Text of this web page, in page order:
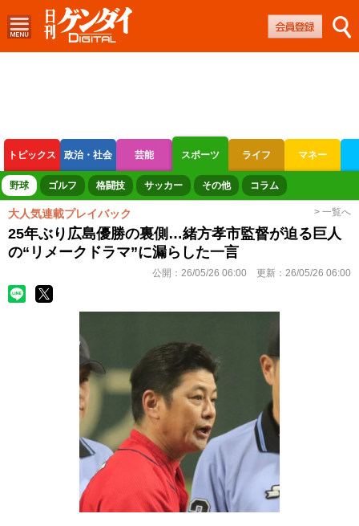
トピックス 政治・社会 芸能 スポーツ ライフ マネー
ボートレース 競輪 オートレース
野球 ゴルフ 格闘技 サッカー その他 コラム
大人気連載プレイバック > 一覧へ
25年ぶり広島優勝の裏側…緒方孝市監督が迫る巨人
の“リメークドラマ”に漏らした一言
公開： 26/05/26 06:00 更新： 26/05/26 06:00